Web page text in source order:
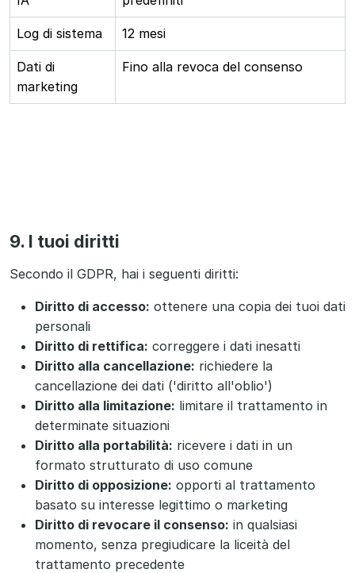
Log di sistema 12 mesi
Dati di
marketing
Fino alla revoca del consenso
9. I tuoi diritti
Secondo il GDPR, hai i seguenti diritti:
Diritto di accesso: ottenere una copia dei tuoi dati
personali
Diritto di rettifica: correggere i dati inesatti
Diritto alla cancellazione: richiedere la
cancellazione dei dati ('diritto all'oblio')
Diritto alla limitazione: limitare il trattamento in
determinate situazioni
Diritto alla portabilità: ricevere i dati in un
formato strutturato di uso comune
Diritto di opposizione: opporti al trattamento
basato su interesse legittimo o marketing
Diritto di revocare il consenso: in qualsiasi
momento, senza pregiudicare la liceità del
trattamento precedente